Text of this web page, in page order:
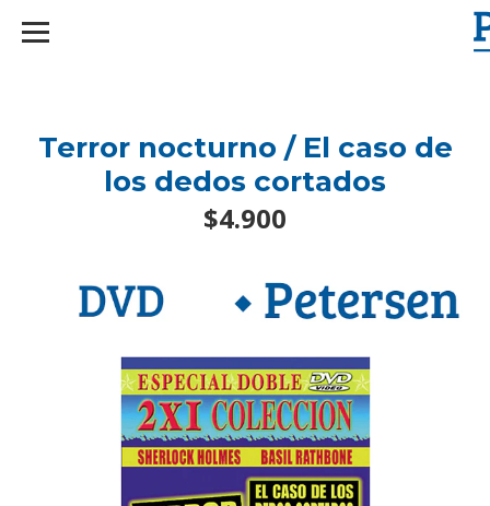
Terror nocturno / El caso de
los dedos cortados
$4.900